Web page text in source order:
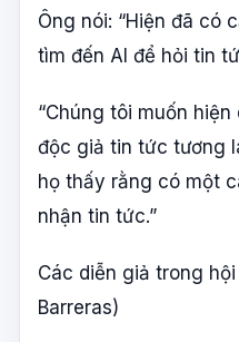
Ông nói: “Hiện đã có
tìm đến AI để hỏi tin
“Chúng tôi muốn
độc giả tin tức tương
họ thấy rằng có một
nhận tin tức.”
Các diễn giả trong
Barreras)